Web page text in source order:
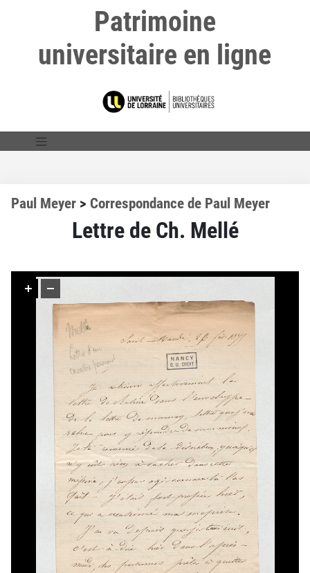
Patrimoine
universitaire en ligne
Paul Meyer > Correspondance de Paul Meyer
Lettre de Ch. Mellé